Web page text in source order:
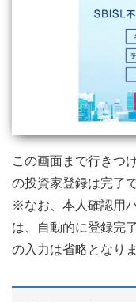
この画面まで行きつ
の投資家登録は完了で
※なお、本人確認用
は、自動的に登録完
の入力は省略となりま